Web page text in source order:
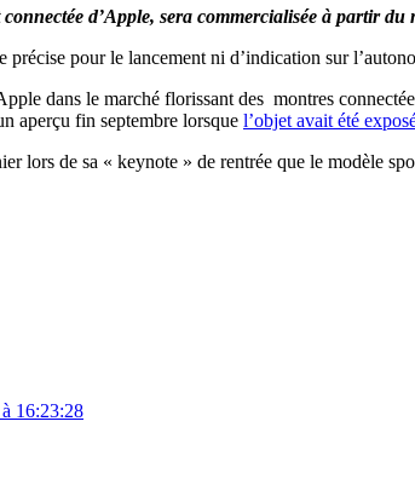
d’Apple, sera commercialisée à partir
précise pour le lancement ni d’indication sur
dans le marché florissant des montres
aperçu fin septembre lorsque l’objet avait été
lors de sa « keynote » de rentrée que le modèle
16:23:28